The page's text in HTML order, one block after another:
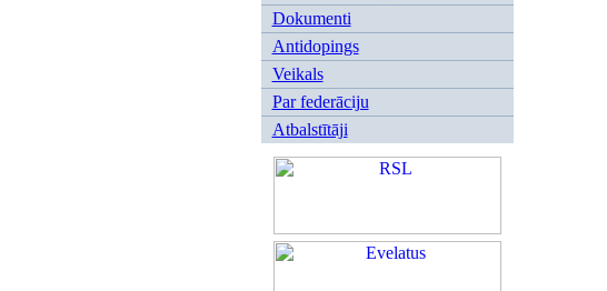
Dokumenti
Antidopings
Veikals
Par federāciju
Atbalstītāji